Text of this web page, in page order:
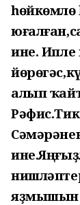
ине. Ипле
алып
яҙмышын